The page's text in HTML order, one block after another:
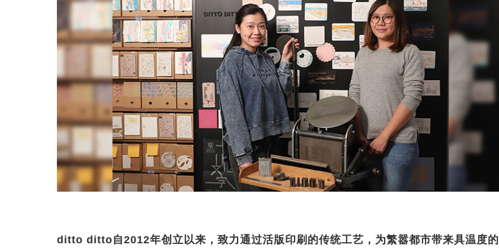
ditto ditto自2012年创立以来，致力通过活版印刷的传统工艺，为繁嚣都市带来具温度的